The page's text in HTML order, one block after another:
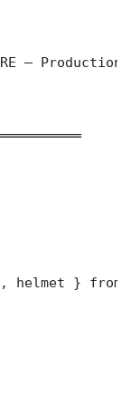
— Production
helmet } from